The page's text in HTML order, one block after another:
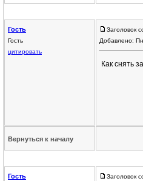
Гость
Гость
цитировать
Заголовок
Добавлено:
Как снять
Вернуться к началу
Гость
Заголовок